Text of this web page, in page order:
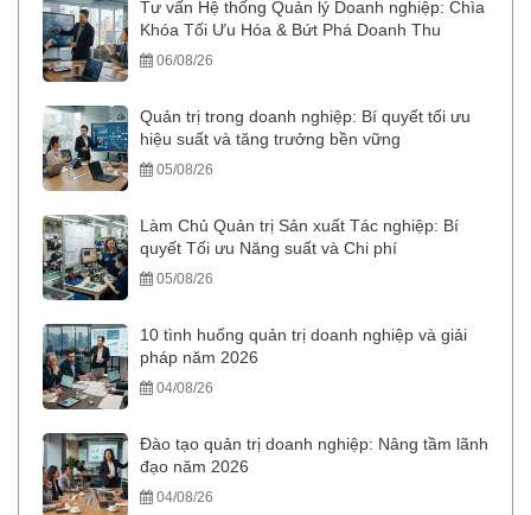
Tư vấn Hệ thống Quản lý Doanh nghiệp: Chìa
Khóa Tối Ưu Hóa & Bứt Phá Doanh Thu
06/08/26
Quản trị trong doanh nghiệp: Bí quyết tối ưu
hiệu suất và tăng trưởng bền vững
05/08/26
Làm Chủ Quản trị Sản xuất Tác nghiệp: Bí
quyết Tối ưu Năng suất và Chi phí
05/08/26
10 tình huống quản trị doanh nghiệp và giải
pháp năm 2026
04/08/26
Đào tạo quản trị doanh nghiệp: Nâng tầm lãnh
đạo năm 2026
04/08/26